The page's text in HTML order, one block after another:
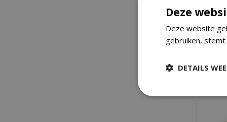
Deze
Deze website
gebruiken,
DETAILS